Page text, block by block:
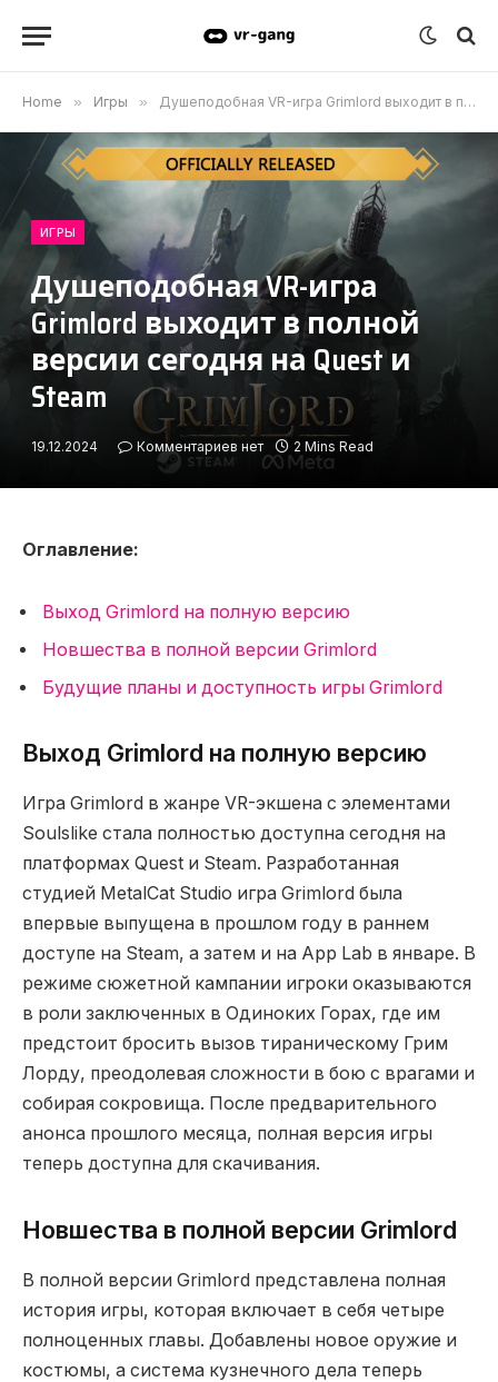
Home » Игры » Душеподобная VR-игра Grimlord выходит в полной версии сегодня на Quest и Steam
ИГРЫ
Душеподобная VR-игра
Grimlord выходит в полной
версии сегодня на Quest и
Steam
19.12.2024 Комментариев нет 2 Mins Read
Оглавление:
Выход Grimlord на полную версию
Новшества в полной версии Grimlord
Будущие планы и доступность игры Grimlord
Выход Grimlord на полную версию
Игра Grimlord в жанре VR-экшена с элементами
Soulslike стала полностью доступна сегодня на
платформах Quest и Steam. Разработанная
студией MetalCat Studio игра Grimlord была
впервые выпущена в прошлом году в раннем
доступе на Steam, а затем и на App Lab в январе. В
режиме сюжетной кампании игроки оказываются
в роли заключенных в Одиноких Горах, где им
предстоит бросить вызов тираническому Грим
Лорду, преодолевая сложности в бою с врагами и
собирая сокровища. После предварительного
анонса прошлого месяца, полная версия игры
теперь доступна для скачивания.
Новшества в полной версии Grimlord
В полной версии Grimlord представлена полная
история игры, которая включает в себя четыре
полноценных главы. Добавлены новое оружие и
костюмы, а система кузнечного дела теперь